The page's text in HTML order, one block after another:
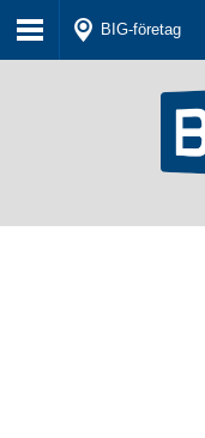
BIG-företag